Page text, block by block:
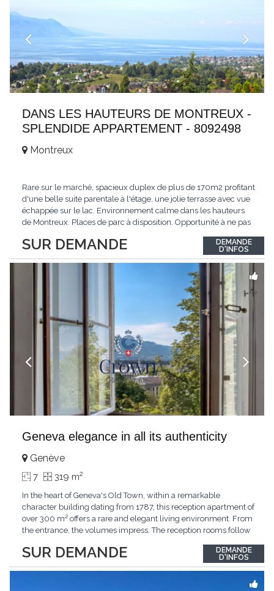
DANS LES HAUTEURS DE MONTREUX -
SPLENDIDE APPARTEMENT - 8092498
SUR DEMANDE
Montreux
Rare sur le marché, spacieux duplex de plus de 170m2 profitant
d'une belle suite parentale à l'étage, une jolie terrasse avec vue
échappée sur le lac. Environnement calme dans les hauteurs
de Montreux. Places de parc à disposition. Opportunité à ne pas
auf dem Markt, geräumiges Duplex von mehr als 170m2 mit
einer schönen...
DEMANDE
D'INFOS
Geneva elegance in all its authenticity
SUR DEMANDE
Genève
7 319 m2
In the heart of Geneva's Old Town, within a remarkable
character building dating from 1787, this reception apartment of
over 300 m² offers a rare and elegant living environment. From
the entrance, the volumes impress. The reception rooms follow
period architecture. High ceilings, finely crafted stuccoes,
moldings, woodwork, old fireplaces,...
DEMANDE
D'INFOS